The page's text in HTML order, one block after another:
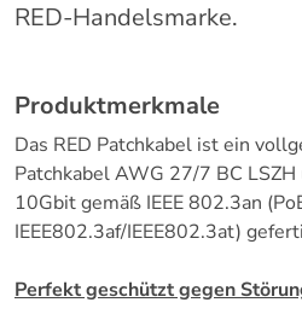
RED-Handelsmarke.
Produktmerkmale
Das RED Patchkabel ist ein
Patchkabel AWG 27/7 BC
10Gbit gemäß IEEE 802.3an
IEEE802.3af/IEEE802.3at)
Perfekt geschützt gegen